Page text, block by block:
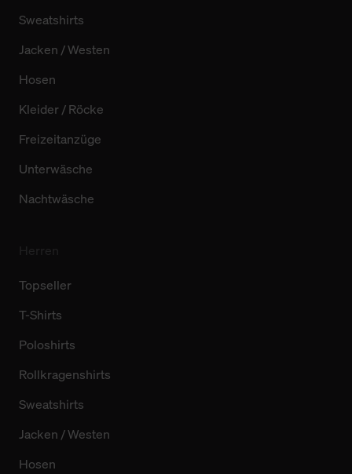
Sweatshirts
Jacken / Westen
Hosen
Kleider / Röcke
Freizeitanzüge
Unterwäsche
Nachtwäsche
Topseller
T-Shirts
Poloshirts
Rollkragenshirts
Sweatshirts
Jacken / Westen
Hosen